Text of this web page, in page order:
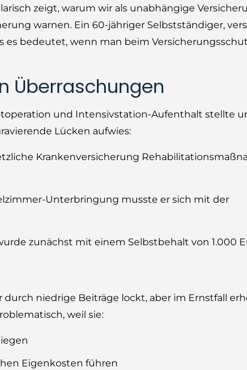
zeigt, warum wir als unabhängige
warnen. Ein 60-jähriger Selbstständiger,
es bedeutet, wenn man beim
Überraschungen
und Intensivstation-Aufenthalt stellte
Lücken aufwies:
Krankenversicherung
Unterbringung musste er sich mit der
zunächst mit einem Selbstbehalt von 1.000
durch niedrige Beiträge lockt, aber im Ernstfall
weil sie:
Eigenkosten führen